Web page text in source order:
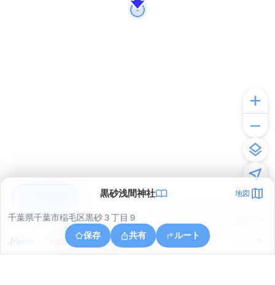
黒砂浅間神社 地図
千葉県千葉市稲毛区黒砂３丁目９
保存
共有 ルート
千葉県千葉市美浜区新港